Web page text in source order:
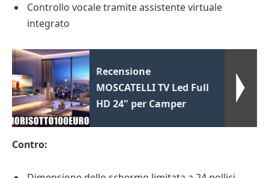
Controllo vocale tramite assistente virtuale
integrato
Recensione
MOSCATELLI TV Led Full
HD 24" per Camper
Contro: